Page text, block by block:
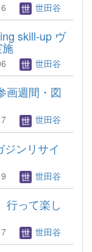
世田谷
skill-up ヴ
世田谷
画週間・図
世田谷
ジンリサイ
世田谷
行って楽し
世田谷